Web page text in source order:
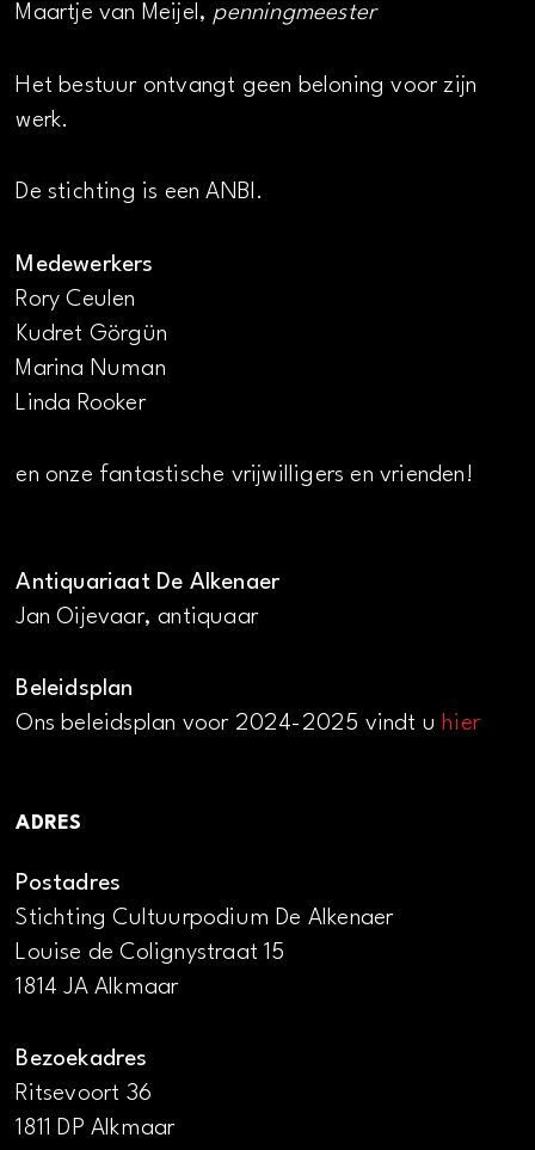
Maartje van Meijel, penningmeester
Het bestuur ontvangt geen beloning voor zijn
werk.
De stichting is een ANBI.
Medewerkers
Rory Ceulen
Kudret Görgün
Marina Numan
Linda Rooker
en onze fantastische vrijwilligers en vrienden!
Antiquariaat De Alkenaer
Jan Oijevaar, antiquaar
Beleidsplan
Ons beleidsplan voor 2024-2025 vindt uhier
ADRES
Postadres
Stichting Cultuurpodium De Alkenaer
Louise de Colignystraat 15
1814 JA Alkmaar
Bezoekadres
Ritsevoort 36
1811 DP Alkmaar